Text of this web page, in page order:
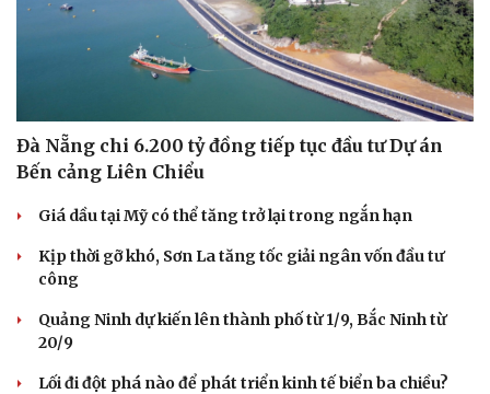
Thể thao
Bóng đá
Lịch thi đấu bóng đá
Thế giới thể thao
Hậu trường
Ô tô - Xe máy
Tư vấn
Đà Nẵng chi 6.200 tỷ đồng tiếp tục đầu tư Dự án
Bến cảng Liên Chiểu
Giá dầu tại Mỹ có thể tăng trở lại trong ngắn hạn
Kịp thời gỡ khó, Sơn La tăng tốc giải ngân vốn đầu tư
công
Quảng Ninh dự kiến lên thành phố từ 1/9, Bắc Ninh từ
20/9
Lối đi đột phá nào để phát triển kinh tế biển ba chiều?